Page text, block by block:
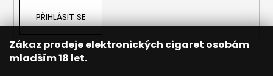
Zákaz prodeje elektronických cigaret osobám
mladším 18 let.
í
t
?
PŘIHLÁSIT SE